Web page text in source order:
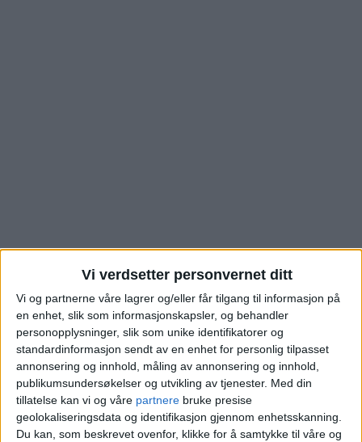
Vi verdsetter personvernet ditt
Vi og partnerne våre lagrer og/eller får tilgang til informasjon på
en enhet, slik som informasjonskapsler, og behandler
personopplysninger, slik som unike identifikatorer og
standardinformasjon sendt av en enhet for personlig tilpasset
annonsering og innhold, måling av annonsering og innhold,
publikumsundersøkelser og utvikling av tjenester. Med din
tillatelse kan vi og våre partnere bruke presise
geolokaliseringsdata og identifikasjon gjennom enhetsskanning.
Du kan, som beskrevet ovenfor, klikke for å samtykke til våre og
Bolighandelen i
Nydalsveien i Nydalen
er akkurat registrert.
Sjekk salgssummen